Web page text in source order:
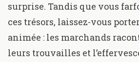
surprise. Tandis que vous
ces trésors, laissez-vous
animée : les marchands
leurs trouvailles et